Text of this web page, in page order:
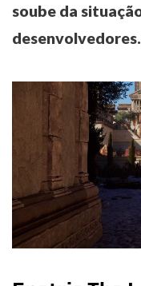
soube da
desenvolvedores.